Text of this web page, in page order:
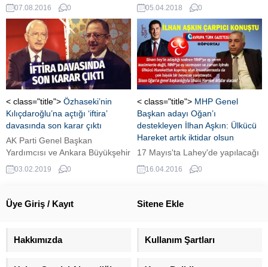
Şehitler Mitingi'nde tarihi
görüntüler ortaya çıktı.
07.08.2016 0
binasına boya şişeleri firlatan
anarşist “Ruvikonas” örgtütü,
sosyal medyada (Live Leak)
saldırının görüntülerini yayınladı.
Ancak, bu görüntüler bir süre
sonra yayından kaldırıldı.
05.04.2018 0
< class="title"> Özhaseki’nin
Kılıçdaroğlu’na açtığı ‘iftira’
davasında son karar çıktı
AK Parti Genel Başkan
Yardımcısı ve Ankara Büyükşehir
Belediye Başkan adayı Mehmet
Özhaseki'nin, CHP Genel
aleyhine 9 yıl önce 'iftira'
kararı çıktı.
03.02.2019 0
< class="title"> MHP Genel
Başkan adayı Oğan’ı
destekleyen İlhan Aşkın: Ülkücü
Hareket artık iktidar olsun
17 Mayıs'ta Lahey'de yapılacağı
duyurulan ve MHP Genel
Başkan adayı Dr.Sinan Oğan'ın
İktidar" için Büyük Buluşma'nın
Hollanda Azerbaycan Türk Kültür
16.04.2016 0
Üye Giriş / Kayıt Sitene Ekle
Hakkımızda Kullanım Şartları